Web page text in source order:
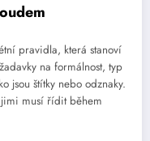
pravidla, která stanoví
na formálnost, typ
jsou štítky nebo odznaky.
jimi musí řídit během